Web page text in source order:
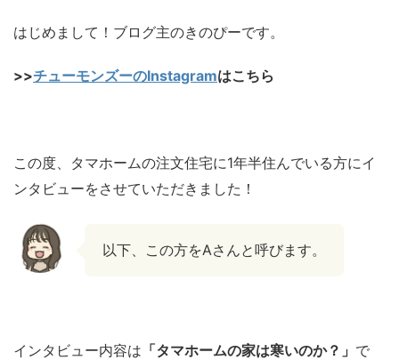
はじめまして！ブログ主のきのぴーです。
>>チューモンズーのInstagramはこちら
この度、タマホームの注文住宅に1年半住んでいる方にイ
ンタビューをさせていただきました！
以下、この方をAさんと呼びます。
インタビュー内容は 「タマホームの家は寒いのか？」 で